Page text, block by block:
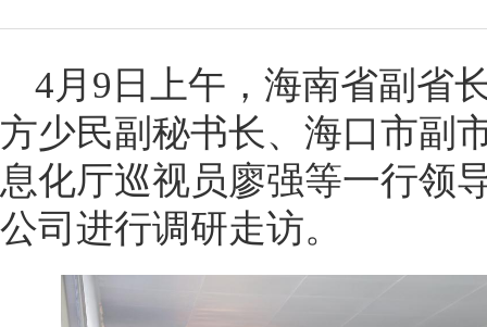
4月9日上午，海南省副省
方少民副秘书长、海口市副
息化厅巡视员廖强等一行领
公司进行调研走访。